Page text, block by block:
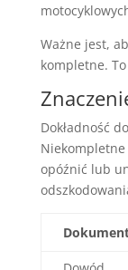
Ważne jest,
kompletne.
Dokładność
opóźnić lub